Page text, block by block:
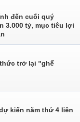
đến cuối quý
3.000 tỷ, mục tiêu lợi
trở lại "ghế
kiến năm thứ 4 liên